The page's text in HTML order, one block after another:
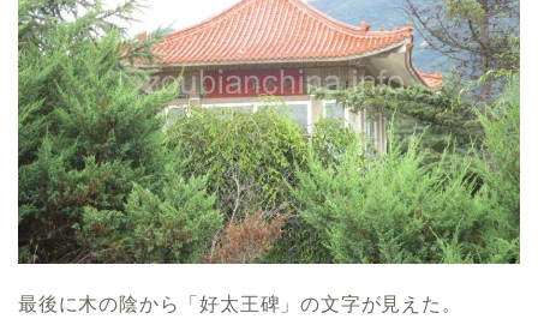
最後に木の陰から「好太王碑」の文字が見えた。